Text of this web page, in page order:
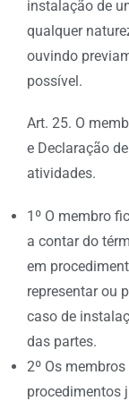
instalação de
qualquer
ouvindo
possível.
Art. 25. O
e Declaração
atividades.
1º O membro
a contar do
em
representar ou
caso de
das partes.
2º Os
procedimentos